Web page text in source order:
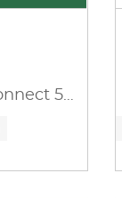
1.1 85ch Cool & Connect 5p Euro6.2